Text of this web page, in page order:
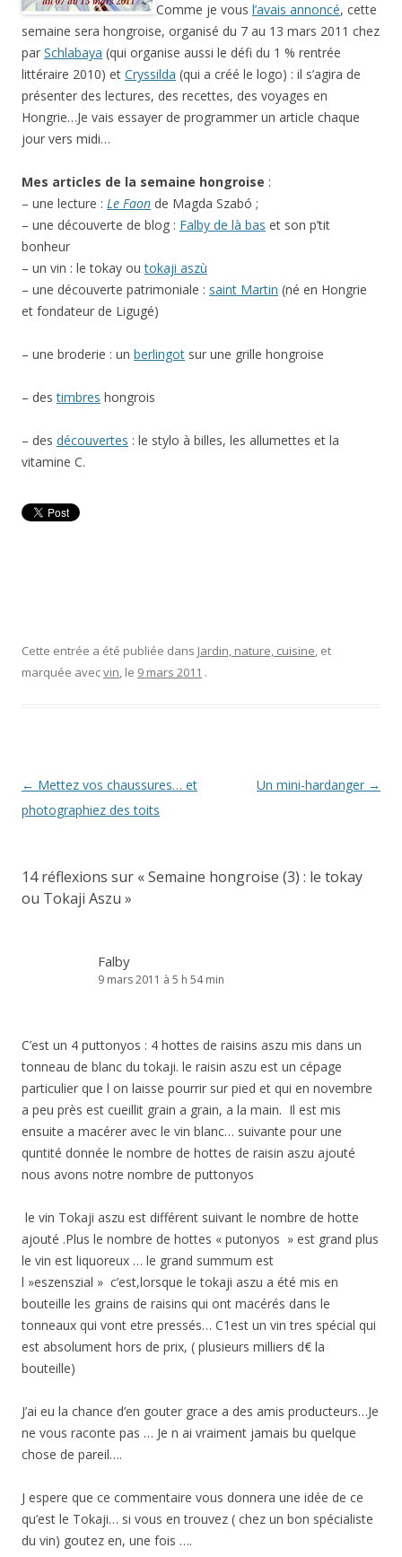
Comme je vous l’avais annoncé, cette
semaine sera hongroise, organisé du 7 au 13 mars 2011 chez
par Schlabaya (qui organise aussi le défi du 1 % rentrée
littéraire 2010) et Cryssilda (qui a créé le logo) : il s’agira de
présenter des lectures, des recettes, des voyages en
Hongrie…Je vais essayer de programmer un article chaque
jour vers midi…
Mes articles de la semaine hongroise :
– une lecture : Le Faon de Magda Szabó ;
– une découverte de blog : Falby de là bas et son p’tit
bonheur
– un vin : le tokay outokaji aszù
– une découverte patrimoniale : saint Martin (né en Hongrie
et fondateur de Ligugé)
– une broderie : un berlingot sur une grille hongroise
– destimbres hongrois
– des découvertes : le stylo à billes, les allumettes et la
vitamine C.
Cette entrée a été publiée dans Jardin, nature, cuisine, et
marquée avecvin, le 9 mars 2011 .
Navigation
des
← Mettez vos chaussures… et
photographiez des toits
Un mini-hardanger →
14 réflexions sur «Semaine hongroise (3) : le tokay
ou Tokaji Aszu »
Falby
9 mars 2011 à 5 h 54 min
C’est un 4 puttonyos : 4 hottes de raisins aszu mis dans un
tonneau de blanc du tokaji. le raisin aszu est un cépage
particulier que l on laisse pourrir sur pied et qui en novembre
a peu près est cueillit grain a grain, a la main. Il est mis
ensuite a macérer avec le vin blanc… suivante pour une
quntité donnée le nombre de hottes de raisin aszu ajouté
nous avons notre nombre de puttonyos
le vin Tokaji aszu est différent suivant le nombre de hotte
ajouté .Plus le nombre de hottes « putonyos » est grand plus
le vin est liquoreux … le grand summum est
l »eszenszial » c’est,lorsque le tokaji aszu a été mis en
bouteille les grains de raisins qui ont macérés dans le
tonneaux qui vont etre pressés… C1est un vin tres spécial qui
est absolument hors de prix, ( plusieurs milliers d€ la
bouteille)
J’ai eu la chance d’en gouter grace a des amis producteurs…Je
ne vous raconte pas … Je n ai vraiment jamais bu quelque
chose de pareil….
J espere que ce commentaire vous donnera une idée de ce
qu’est le Tokaji… si vous en trouvez ( chez un bon spécialiste
du vin) goutez en, une fois ….